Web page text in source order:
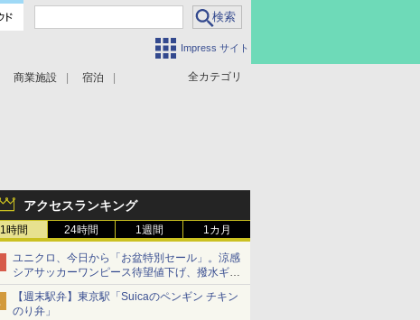
Impress サイト
全カテゴリ
商業施設 宿泊
アクセスランキング
1時間 24時間 1週間 1カ月
ユニクロ、今日から「お盆特別セール」。涼感
シアサッカーワンピース待望値下げ、撥水ギア
ショーツは1990円に
【週末駅弁】東京駅「Suicaのペンギン チキン
のり弁」